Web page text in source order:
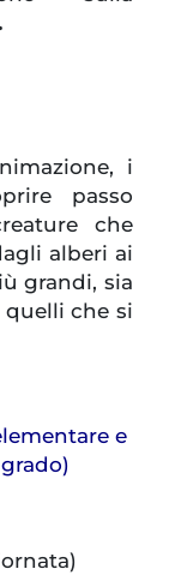
i
passo
che
alberi ai
grandi, sia
che si
e